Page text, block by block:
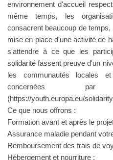
environnement d'accueil
même temps, les
consacrent beaucoup de
mise en place d'une activité de
s'attendre à ce que les
solidarité fassent preuve d'un
les communautés locales
concernées
(https://youth.europa.eu/
Ce que nous offrons :
Formation avant et après le
Assurance maladie pendant
Remboursement des frais de
Hébergement et nourriture ;